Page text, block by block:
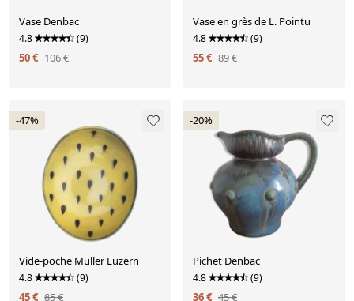
Vase Denbac
4.8 (9)
50 € 106 €
Vase en grès de L. Pointu
4.8 (9)
55 € 89 €
-47%
Vide-poche Muller Luzern
4.8 (9)
45 € 85 €
-20%
Pichet Denbac
4.8 (9)
36 € 45 €